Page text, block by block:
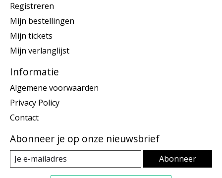
Registreren
Mijn bestellingen
Mijn tickets
Mijn verlanglijst
Informatie
Algemene voorwaarden
Privacy Policy
Contact
Abonneer je op onze nieuwsbrief
Abonneer